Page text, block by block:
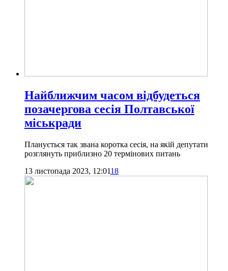
Найближчим часом відбудеться
позачергова сесія Полтавської
міськради
Планується так звана коротка сесія, на якій депутати
розглянуть приблизно 20 термінових питань
13 листопада 2023, 12:0118